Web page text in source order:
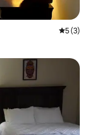
평점 5점
5 (3)